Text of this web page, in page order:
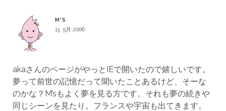
M'S
13. 5月 2006
akaさんのページがやっとIEで開いたので嬉しいです。
夢って前世の記憶だって聞いたことあるけど、そーな
のかな？M’sもよく夢を見る方です。それも夢の続きや
同じシーンを見たり。フランスや宇宙も出てきます。